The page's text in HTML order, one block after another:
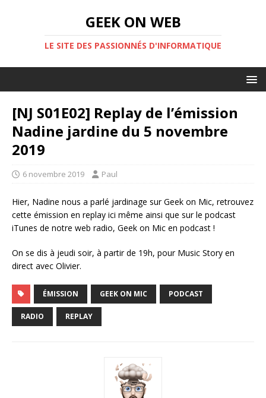
GEEK ON WEB
LE SITE DES PASSIONNÉS D'INFORMATIQUE
[NJ S01E02] Replay de l’émission
Nadine jardine du 5 novembre
2019
6 novembre 2019 Paul
Hier, Nadine nous a parlé jardinage sur Geek on Mic, retrouvez
cette émission en replay ici même ainsi que sur le podcast
iTunes de notre web radio, Geek on Mic en podcast !
On se dis à jeudi soir, à partir de 19h, pour Music Story en
direct avec Olivier.
ÉMISSION GEEK ON MIC PODCAST
RADIO REPLAY